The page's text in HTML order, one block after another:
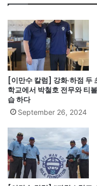
[이만수 칼럼] 강화·하점 두
학교에서 박철호 전무와 티
습 하다
September 26, 2024